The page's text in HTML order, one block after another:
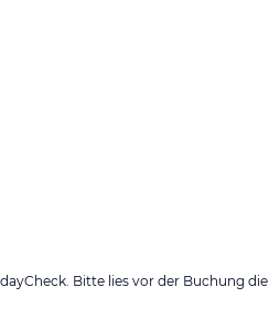
Bitte lies vor der Buchung die